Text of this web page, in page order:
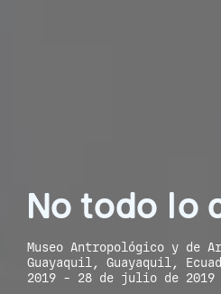
No todo lo
Museo Antropológico y de
Guayaquil, Guayaquil,
2019 - 28 de julio de 2019